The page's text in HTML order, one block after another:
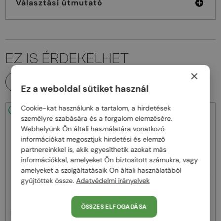
Választási útmutató
EZ IS ÉRDEKELHET
48/72
MIU MIU—Napszemüvegek
119 000 Ft
48/72
MIU MIU—
MU 11ZS - 16K01O - 51
×
Ez a weboldal sütiket használ
Cookie-kat használunk a tartalom, a hirdetések
személyre szabására és a forgalom elemzésére.
Webhelyünk Ön általi használatára vonatkozó
információkat megosztjuk hirdetési és elemző
partnereinkkel is, akik egyesíthetik azokat más
információkkal, amelyeket Ön biztosított számukra, vagy
amelyeket a szolgáltatásaik Ön általi használatából
gyűjtöttek össze.Adatvédelmi irányelvek
ÖSSZES ELFOGADÁSA